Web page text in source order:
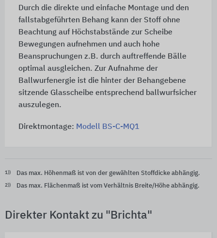
Durch die direkte und einfache Montage und den
fallstabgeführten Behang kann der Stoff ohne
Beachtung auf Höchstabstände zur Scheibe
Bewegungen aufnehmen und auch hohe
Beanspruchungen z.B. durch auftreffende Bälle
optimal ausgleichen. Zur Aufnahme der
Ballwurfenergie ist die hinter der Behangebene
sitzende Glasscheibe entsprechend ballwurfsicher
auszulegen.
Direktmontage: Modell BS-C-MQ1
1)) Das max. Höhenmaß ist von der gewählten Stoffdicke abhängig.
2)) Das max. Flächenmaß ist vom Verhältnis Breite/Höhe abhängig.
Direkter Kontakt zu "Brichta"